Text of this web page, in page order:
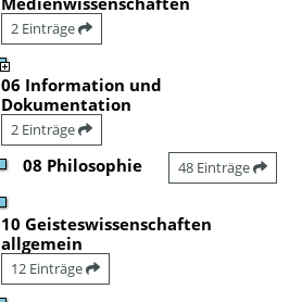
2 Einträge
06 Information und
Dokumentation
2 Einträge
08 Philosophie 48 Einträge
10 Geisteswissenschaften
allgemein
12 Einträge